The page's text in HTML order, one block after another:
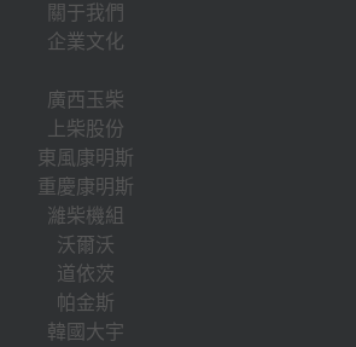
關于我們
企業文化
廣西玉柴
上柴股份
東風康明斯
重慶康明斯
濰柴機組
沃爾沃
道依茨
帕金斯
韓國大宇